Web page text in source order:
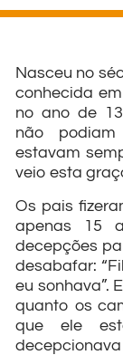
Nasceu no
conhecida
no ano de
não
estavam
veio esta
Os pais
apenas 15
decepções
desabafar:
eu sonhava”.
quanto os
que ele